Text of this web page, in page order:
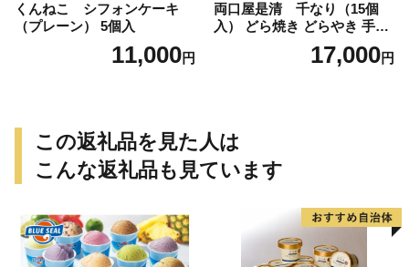
くんねこ シフォンケーキ
（プレーン） 5個入
11,000円
両口屋是清 千なり（15個
入） どら焼き どらやき 手土
産 お土産 土産 丹波大納言小
豆 抹茶 林檎 りんご 慶事 お
17,000円
この返礼品を見た人は
こんな返礼品も見ています